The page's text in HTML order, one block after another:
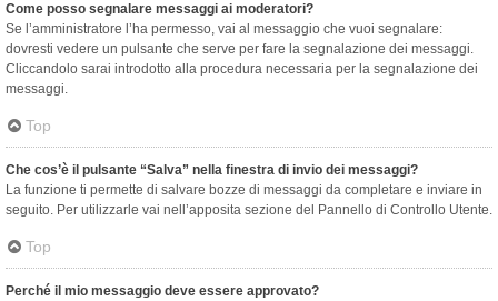
Come posso segnalare messaggi ai moderatori?
Se l’amministratore l’ha permesso, vai al messaggio che vuoi segnalare:
dovresti vedere un pulsante che serve per fare la segnalazione dei messaggi.
Cliccandolo sarai introdotto alla procedura necessaria per la segnalazione dei
messaggi.
Top
Che cos’è il pulsante “Salva” nella finestra di invio dei messaggi?
La funzione ti permette di salvare bozze di messaggi da completare e inviare in
seguito. Per utilizzarle vai nell’apposita sezione del Pannello di Controllo Utente.
Top
Perché il mio messaggio deve essere approvato?